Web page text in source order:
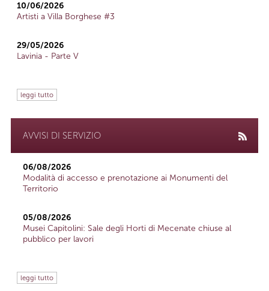
10/06/2026
Artisti a Villa Borghese #3
29/05/2026
Lavinia - Parte V
leggi tutto
AVVISI DI SERVIZIO
06/08/2026
Modalità di accesso e prenotazione ai Monumenti del
Territorio
05/08/2026
Musei Capitolini: Sale degli Horti di Mecenate chiuse al
pubblico per lavori
leggi tutto